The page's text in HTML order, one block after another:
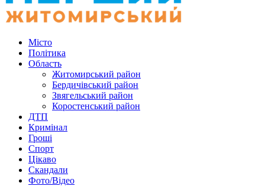
Місто
Політика
Область
Житомирський район
Бердичівський район
Звягельський район
Коростенський район
ДТП
Кримінал
Гроші
Спорт
Цікаво
Скандали
Фото/Відео